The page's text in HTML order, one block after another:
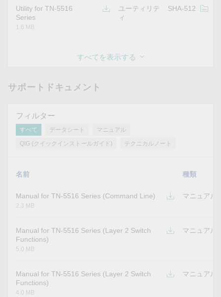
Utility for TN-5516
Series
1.6 MB
ユーティリテ
ィ
SHA-512
すべてを表示する
サポートドキュメント
フィルター
すべて データシート
マニュアル
QIG (クイックインストールガイド)
テクニカルノート
名前 種類
Manual for TN-5516 Series (Command Line)
2.3 MB
マニュアル
Manual for TN-5516 Series (Layer 2 Switch
Functions)
5.0 MB
マニュアル
Manual for TN-5516 Series (Layer 2 Switch
Functions)
4.0 MB
マニュアル